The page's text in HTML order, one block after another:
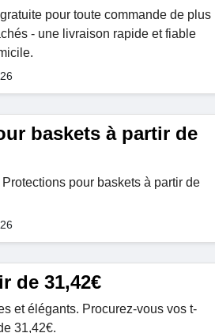
pour toute commande de plus
- une livraison rapide et fiable
baskets à partir de
pour baskets à partir de
de 31,42€
et élégants. Procurez-vous vos t-
31,42€.